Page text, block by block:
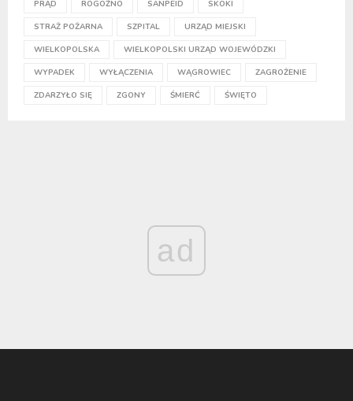
PRĄD ROGOŹNO SANPEID SKOKI
STRAŻ POŻARNA SZPITAL URZĄD MIEJSKI
WIELKOPOLSKA WIELKOPOLSKI URZĄD WOJEWÓDZKI
WYPADEK WYŁĄCZENIA WĄGROWIEC ZAGROŻENIE
ZDARZYŁO SIĘ ZGONY ŚMIERĆ ŚWIĘTO
ad